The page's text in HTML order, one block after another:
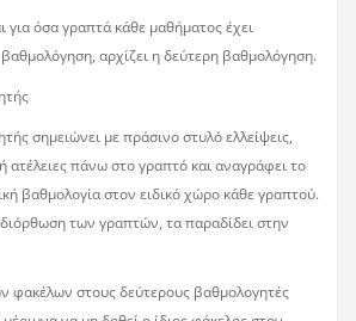
όσα γραπτά κάθε μαθήματος έχει
αρχίζει η δεύτερη βαθμολόγηση.
σημειώνει με πράσινο στυλό ελλείψεις,
ατέλειες πάνω στο γραπτό και αναγράφει το
βαθμολογία στον ειδικό χώρο κάθε γραπτού.
των γραπτών, τα παραδίδει στην
φακέλων στους δεύτερους βαθμολογητές